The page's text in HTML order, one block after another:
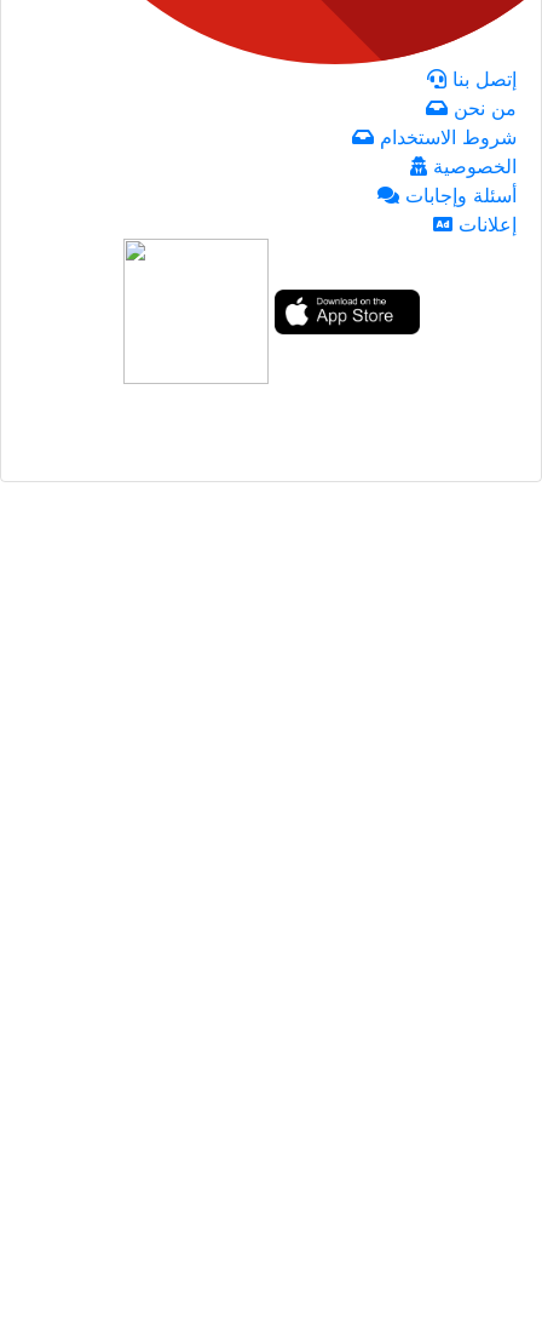
إتصل بنا
من نحن
شروط الاستخدام
الخصوصية
أسئلة وإجابات
إعلانات